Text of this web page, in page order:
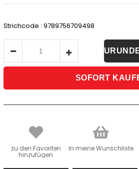
Strichcode : 9789756709498
zu den Favoriten
hinzufügen
In meine Wunschliste